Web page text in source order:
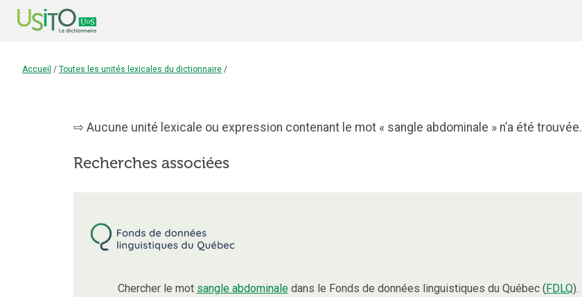
Accueil / Toutes les unités lexicales du dictionnaire /
Aucune unité lexicale ou expression contenant le mot « sangle abdominale » n’a été trouvée.
Recherches associées
Chercher le mot sangle abdominaledans le Fonds de données linguistiques du Québec (FDLQ).